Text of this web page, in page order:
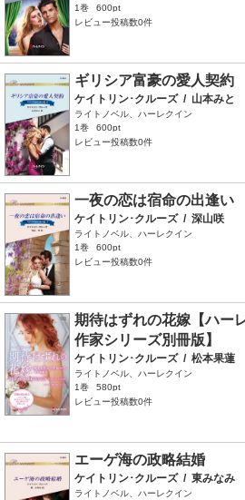
1巻
600pt
レビュー投稿数0件
ギリシア富豪の愛人契約
ケイトリン･クルーズ / 山本みと
ライトノベル、ハーレクイン
1巻
600pt
レビュー投稿数0件
一夜の恋は宿命の出逢い
ケイトリン･クルーズ / 深山咲
ライトノベル、ハーレクイン
1巻
600pt
レビュー投稿数0件
期待はずれの花嫁【ハー
作家シリーズ別冊版】
ケイトリン･クルーズ / 松本果蓮
ライトノベル、ハーレクイン
1巻
580pt
レビュー投稿数0件
エーゲ海の政略結婚
ケイトリン･クルーズ / 東みなみ
ライトノベル、ハーレクイン